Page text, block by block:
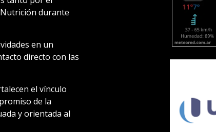
durante
en un
directo con las
el vínculo
de la
y orientada al